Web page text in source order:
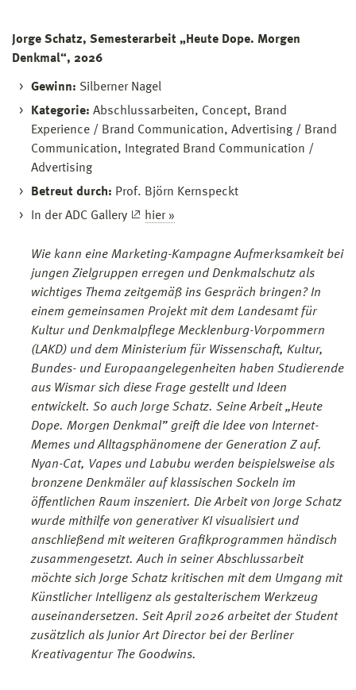
Jorge Schatz, Semesterarbeit „Heute Dope. Morgen
Denkmal“, 2026
Gewinn: Silberner Nagel
Kategorie: Abschlussarbeiten, Concept, Brand
Experience / Brand Communication, Advertising / Brand
Communication, Integrated Brand Communication /
Advertising
Betreut durch: Prof. Björn Kernspeckt
In der ADC Gallery
hier »
Wie kann eine Marketing-Kampagne Aufmerksamkeit bei
jungen Zielgruppen erregen und Denkmalschutz als
wichtiges Thema zeitgemäß ins Gespräch bringen? In
einem gemeinsamen Projekt mit dem Landesamt für
Kultur und Denkmalpflege Mecklenburg-Vorpommern
(LAKD) und dem Ministerium für Wissenschaft, Kultur,
Bundes- und Europaangelegenheiten haben Studierende
aus Wismar sich diese Frage gestellt und Ideen
entwickelt. So auch Jorge Schatz. Seine Arbeit „Heute
Dope. Morgen Denkmal” greift die Idee von Internet-
Memes und Alltagsphänomene der Generation Z auf.
Nyan-Cat, Vapes und Labubu werden beispielsweise als
bronzene Denkmäler auf klassischen Sockeln im
öffentlichen Raum inszeniert. Die Arbeit von Jorge Schatz
wurde mithilfe von generativer KI visualisiert und
anschließend mit weiteren Grafikprogrammen händisch
zusammengesetzt. Auch in seiner Abschlussarbeit
möchte sich Jorge Schatz kritischen mit dem Umgang mit
Künstlicher Intelligenz als gestalterischem Werkzeug
auseinandersetzen. Seit April 2026 arbeitet der Student
zusätzlich als Junior Art Director bei der Berliner
Kreativagentur The Goodwins.